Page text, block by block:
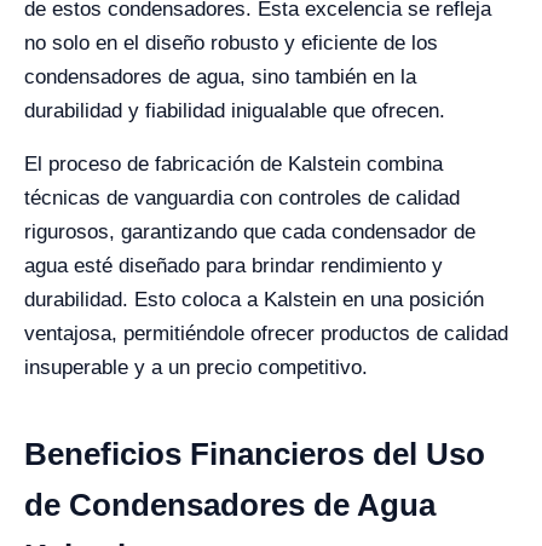
de estos condensadores. Esta excelencia se refleja
no solo en el diseño robusto y eficiente de los
condensadores de agua, sino también en la
durabilidad y fiabilidad inigualable que ofrecen.
El proceso de fabricación de Kalstein combina
técnicas de vanguardia con controles de calidad
rigurosos, garantizando que cada condensador de
agua esté diseñado para brindar rendimiento y
durabilidad. Esto coloca a Kalstein en una posición
ventajosa, permitiéndole ofrecer productos de calidad
insuperable y a un precio competitivo.
Beneficios Financieros del Uso
de Condensadores de Agua